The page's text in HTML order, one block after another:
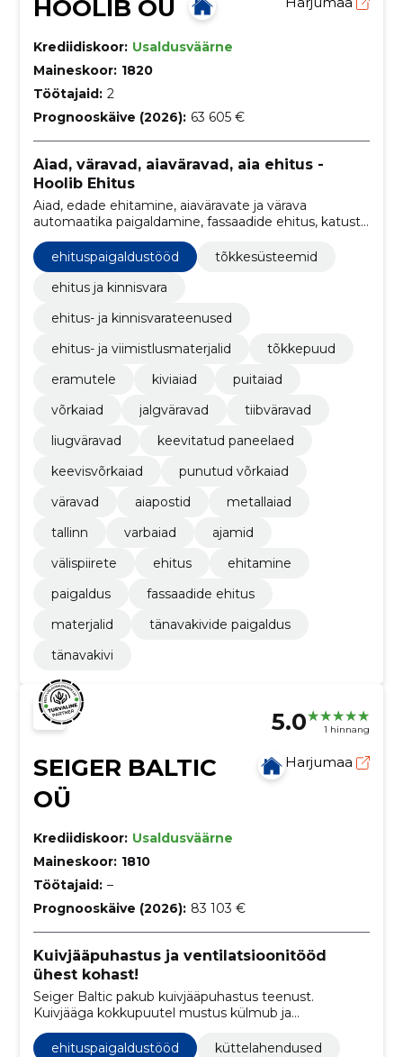
HOOLIB OÜ
Krediidiskoor: Usaldusväärne
Maineskoor: 1820
Töötajaid: 2
Prognooskäive (2026): 63 605 €
Aiad, väravad, aiaväravad, aia ehitus -
Hoolib Ehitus
Aiad, edade ehitamine, aiaväravate ja värava
automaatika paigaldamine, fassaadide ehitus, katuste
ehitus, terrasside ehitus, tänavakivi paigaldus ja
kallurveod.
ehituspaigaldustööd
tõkkesüsteemid
ehitus ja kinnisvara
ehitus- ja kinnisvarateenused
ehitus- ja viimistlusmaterjalid
tõkkepuud
eramutele
kiviaiad
puitaiad
võrkaiad
jalgväravad
tiibväravad
liugväravad
keevitatud paneelaed
keevisvõrkaiad
punutud võrkaiad
väravad
aiapostid
metallaiad
tallinn
varbaiad
ajamid
välispiirete
ehitus
ehitamine
paigaldus
fassaadide ehitus
materjalid
tänavakivide paigaldus
tänavakivi
5.0 1 hinnang
SEIGER BALTIC
OÜ
Harjumaa
Krediidiskoor: Usaldusväärne
Maineskoor: 1810
Töötajaid: –
Prognooskäive (2026): 83 103 €
Kuivjääpuhastus ja ventilatsioonitööd
ühest kohast!
Seiger Baltic pakub kuivjääpuhastus teenust.
Kuivjääga kokkupuutel mustus külmub ja
pudeneb,graanulid aurustuvad ja järele jääb ainult
pinnalt eemaldatud mustus.
ehituspaigaldustööd
küttelahendused